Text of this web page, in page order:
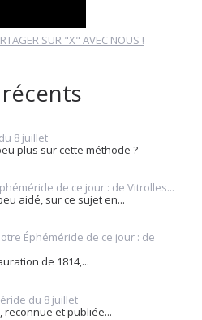
SUR "X" AVEC NOUS !
8 juillet
plus sur cette méthode ?
de ce jour : de Vitrolles...
aidé, sur ce sujet en...
Éphéméride de ce jour : de
de 1814,...
du 8 juillet
reconnue et publiée...